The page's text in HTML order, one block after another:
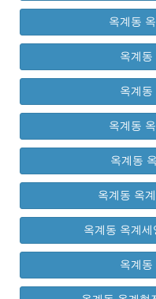
옥계동
옥계동
옥계동
옥계동
옥계동
옥계동 옥
옥계동 옥계
옥계동